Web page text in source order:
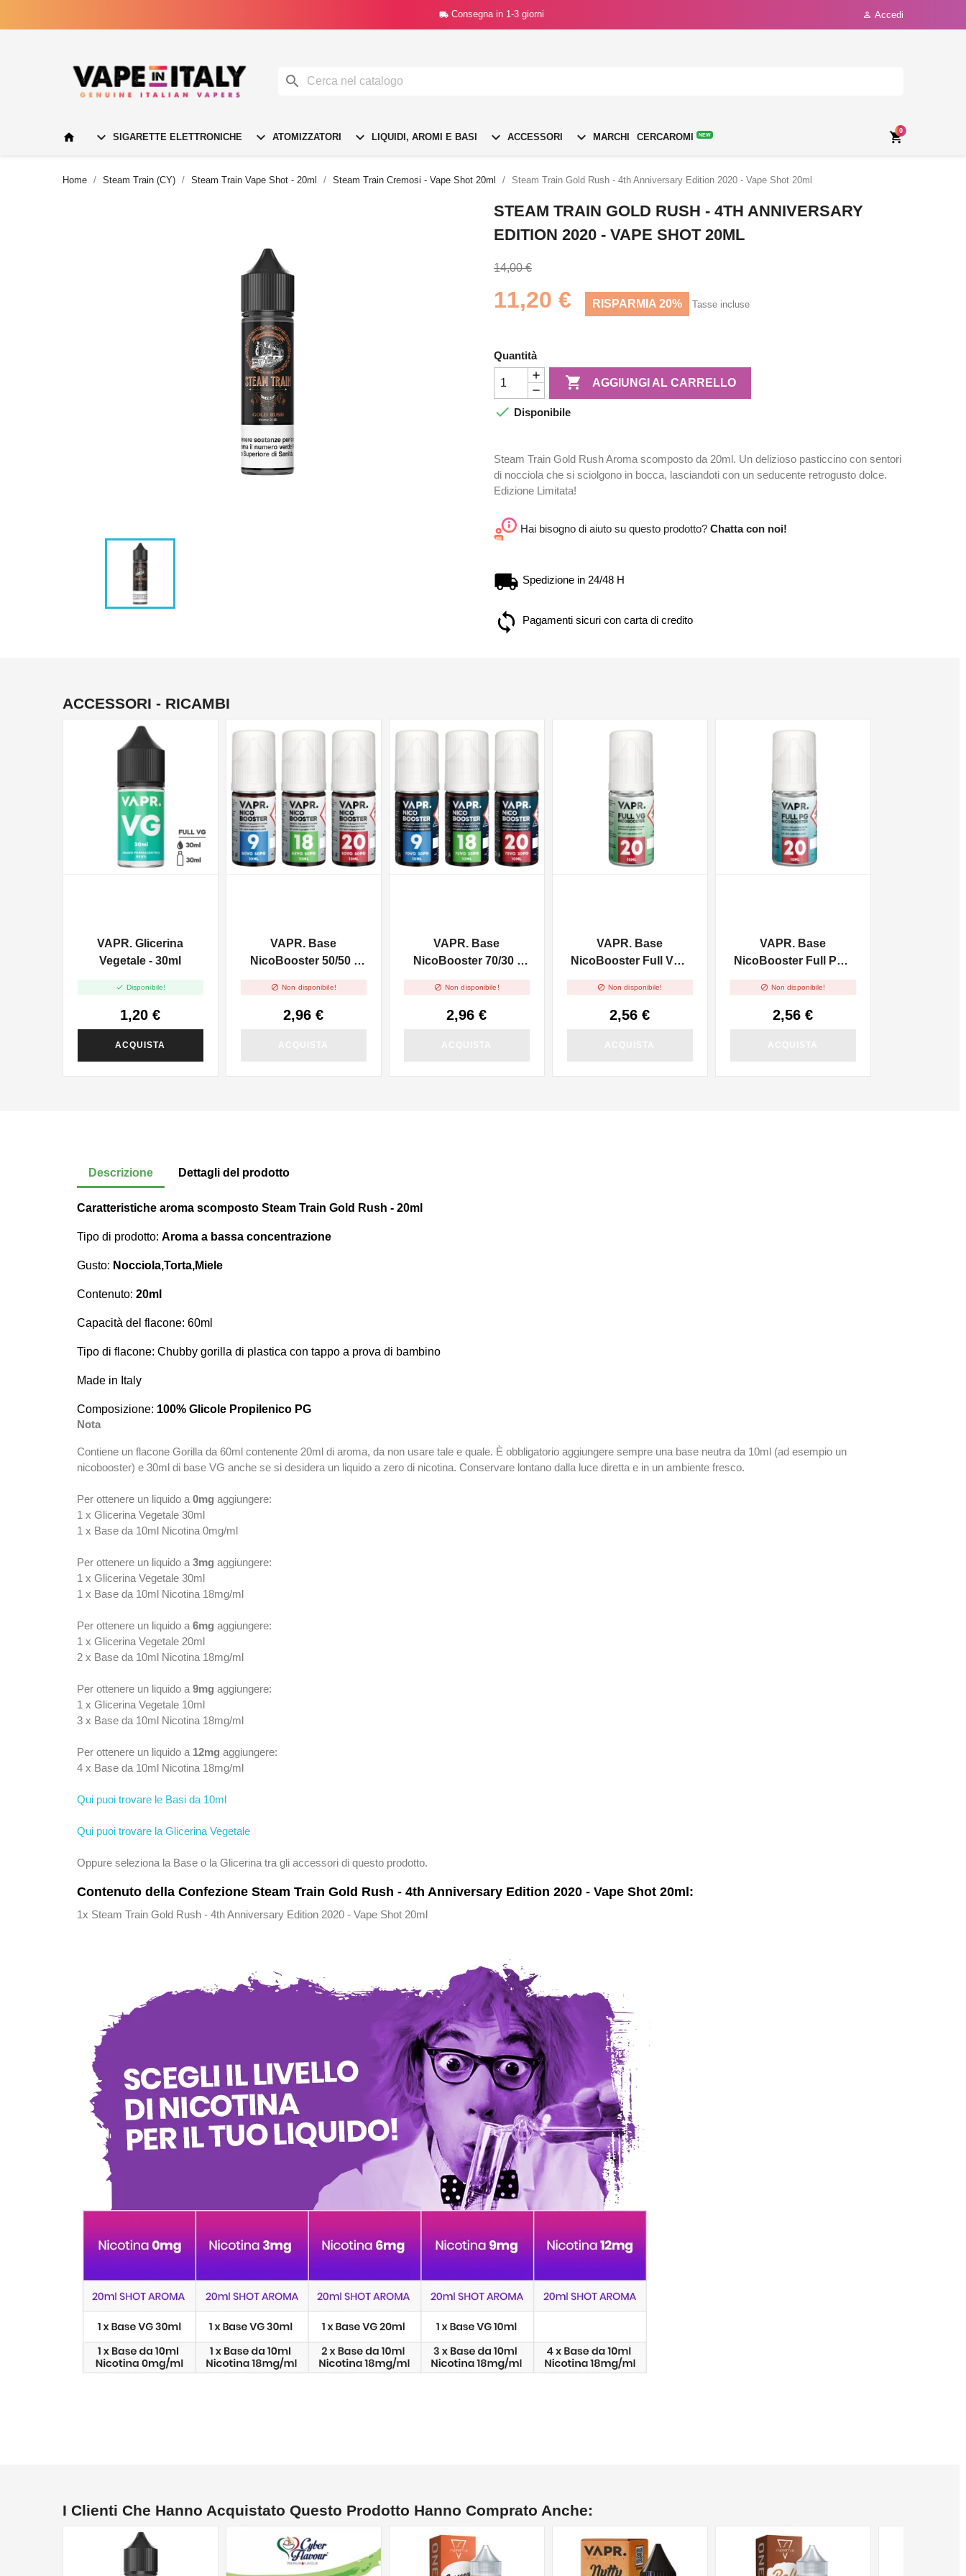
 Consegna in 1-3 giorni  Accedi

  SIGARETTE ELETTRONICHE  ATOMIZZATORI  LIQUIDI, AROMI E BASI  ACCESSORI  MARCHI CERCAROMI NEW 
0
Home Steam Train (CY) Steam Train Vape Shot - 20ml Steam Train Cremosi - Vape Shot 20ml Steam Train Gold Rush - 4th Anniversary Edition 2020 - Vape Shot 20ml
STEAM TRAIN GOLD RUSH - 4TH ANNIVERSARY
EDITION 2020 - VAPE SHOT 20ML
14,00 €
11,20 € RISPARMIA 20% Tasse incluse
Quantità
 AGGIUNGI AL CARRELLO
 Disponibile
Steam Train Gold Rush Aroma scomposto da 20ml. Un delizioso pasticcino con sentori
di nocciola che si sciolgono in bocca, lasciandoti con un seducente retrogusto dolce.
Edizione Limitata!
Hai bisogno di aiuto su questo prodotto? Chatta con noi!
Spedizione in 24/48 H
Pagamenti sicuri con carta di credito
ACCESSORI - RICAMBI
VAPR. Glicerina
Vegetale - 30ml
 Disponibile!
1,20 €
ACQUISTA
VAPR. Base
NicoBooster 50/50 -
 Non disponibile!
2,96 €
VAPR. Base
NicoBooster 70/30 -
 Non disponibile!
2,96 €
VAPR. Base
NicoBooster Full VG -
 Non disponibile!
2,56 €
VAPR. Base
NicoBooster Full PG -
 Non disponibile!
2,56 €
Descrizione Dettagli del prodotto
Caratteristiche aroma scomposto Steam Train Gold Rush - 20ml
Tipo di prodotto: Aroma a bassa concentrazione
Gusto: Nocciola,Torta,Miele
Contenuto: 20ml
Capacità del flacone: 60ml
Tipo di flacone: Chubby gorilla di plastica con tappo a prova di bambino
Made in Italy
Composizione: 100% Glicole Propilenico PG
Nota
Contiene un flacone Gorilla da 60ml contenente 20ml di aroma, da non usare tale e quale. È obbligatorio aggiungere sempre una base neutra da 10ml (ad esempio un
nicobooster) e 30ml di base VG anche se si desidera un liquido a zero di nicotina. Conservare lontano dalla luce diretta e in un ambiente fresco.
Per ottenere un liquido a0mg aggiungere:
1 x Glicerina Vegetale 30ml
1 x Base da 10ml Nicotina 0mg/ml
Per ottenere un liquido a3mg aggiungere:
1 x Glicerina Vegetale 30ml
1 x Base da 10ml Nicotina 18mg/ml
Per ottenere un liquido a6mg aggiungere:
1 x Glicerina Vegetale 20ml
2 x Base da 10ml Nicotina 18mg/ml
Per ottenere un liquido a9mg aggiungere:
1 x Glicerina Vegetale 10ml
3 x Base da 10ml Nicotina 18mg/ml
Per ottenere un liquido a 12mg aggiungere:
4 x Base da 10ml Nicotina 18mg/ml
Qui puoi trovare le Basi da 10ml
Qui puoi trovare la Glicerina Vegetale
Oppure seleziona la Base o la Glicerina tra gli accessori di questo prodotto.
Contenuto della Confezione Steam Train Gold Rush - 4th Anniversary Edition 2020 - Vape Shot 20ml:
1x Steam Train Gold Rush - 4th Anniversary Edition 2020 - Vape Shot 20ml
I Clienti Che Hanno Acquistato Questo Prodotto Hanno Comprato Anche: